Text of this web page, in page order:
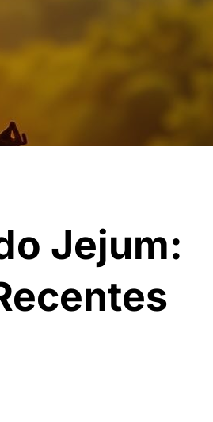
Jejum: